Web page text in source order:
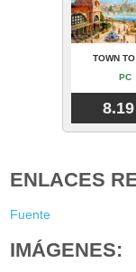
TOWN
PC
ENLACES
Fuente
IMÁGENES: